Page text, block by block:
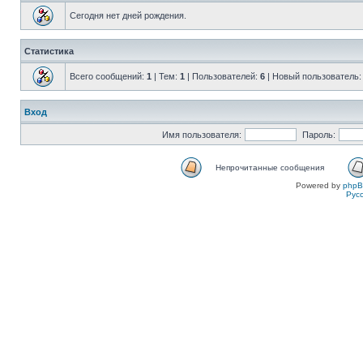
Сегодня нет дней рождения.
Статистика
Всего сообщений: 1 | Тем: 1 | Пользователей: 6 | Новый пользователь:
Вход
Имя пользователя: Пароль:
Непрочитанные сообщения
Powered by